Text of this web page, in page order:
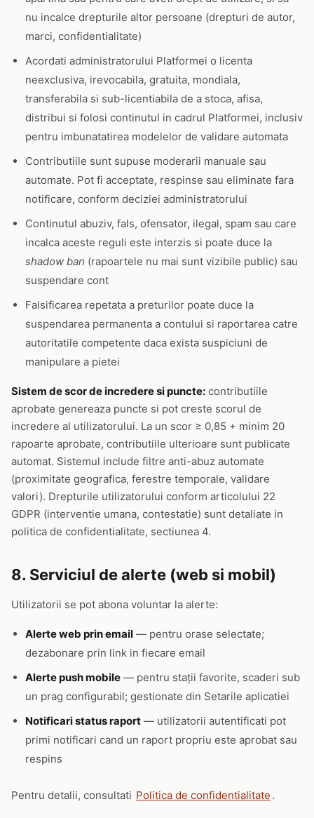
nu incalce drepturile altor persoane (drepturi de autor,
marci, confidentialitate)
Acordati administratorului Platformei o licenta
neexclusiva, irevocabila, gratuita, mondiala,
transferabila si sub-licentiabila de a stoca, afisa,
distribui si folosi continutul in cadrul Platformei, inclusiv
pentru imbunatatirea modelelor de validare automata
Contributiile sunt supuse moderarii manuale sau
automate. Pot fi acceptate, respinse sau eliminate fara
notificare, conform deciziei administratorului
Continutul abuziv, fals, ofensator, ilegal, spam sau care
incalca aceste reguli este interzis si poate duce la
shadow ban (rapoartele nu mai sunt vizibile public) sau
suspendare cont
Falsificarea repetata a preturilor poate duce la
suspendarea permanenta a contului si raportarea catre
autoritatile competente daca exista suspiciuni de
manipulare a pietei
Sistem de scor de incredere si puncte: contributiile
aprobate genereaza puncte si pot creste scorul de
incredere al utilizatorului. La un scor ≥ 0,85 + minim 20
rapoarte aprobate, contributiile ulterioare sunt publicate
automat. Sistemul include filtre anti-abuz automate
(proximitate geografica, ferestre temporale, validare
valori). Drepturile utilizatorului conform articolului 22
GDPR (interventie umana, contestatie) sunt detaliate in
politica de confidentialitate, sectiunea 4.
8. Serviciul de alerte (web si mobil)
Utilizatorii se pot abona voluntar la alerte:
Alerte web prin email — pentru orase selectate;
dezabonare prin link in fiecare email
Alerte push mobile — pentru stații favorite, scaderi sub
un prag configurabil; gestionate din Setarile aplicatiei
Notificari status raport — utilizatorii autentificati pot
primi notificari cand un raport propriu este aprobat sau
respins
Pentru detalii, consultati Politica de confidentialitate .